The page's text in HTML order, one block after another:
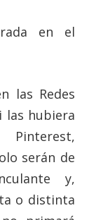
en el
las Redes
las hubiera
Pinterest,
serán de
y,
o distinta